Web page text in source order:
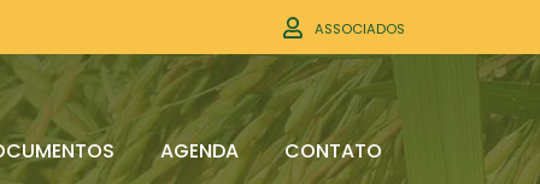
ASSOCIADOS
AGENDA CONTATO